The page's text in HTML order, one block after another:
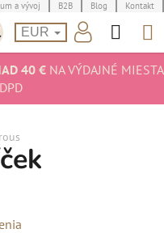
a vývoj B2B Blog Kontakt
EUR
40 €NA VÝDAJNÉ MIESTA